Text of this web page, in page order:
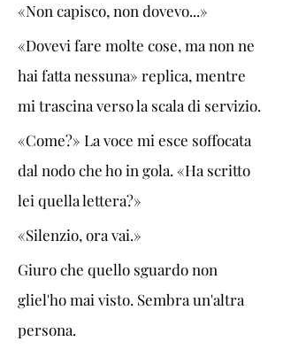
«Non capisco, non dovevo...»
«Dovevi fare molte cose, ma non ne
hai fatta nessuna» replica, mentre
mi trascina verso la scala di servizio.
«Come?» La voce mi esce soffocata
dal nodo che ho in gola. «Ha scritto
lei quella lettera?»
«Silenzio, ora vai.»
Giuro che quello sguardo non
gliel'ho mai visto. Sembra un'altra
persona.